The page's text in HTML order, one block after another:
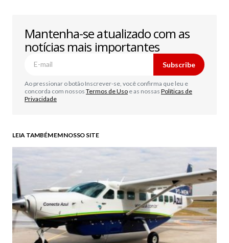
Mantenha-se atualizado com as
notícias mais importantes
Subscribe
Ao pressionar o botão Inscrever-se, você confirma que leu e
concorda com nossos Termos de Uso e as nossas Políticas de
Privacidade
LEIA TAMBÉM EM NOSSO SITE